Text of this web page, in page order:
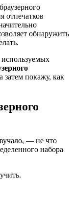
отпечатков
обнаружить
используемых
затем покажу, как
— не что
набора